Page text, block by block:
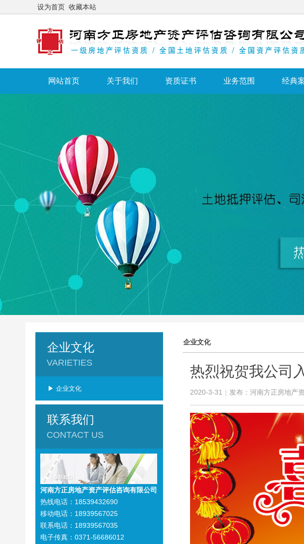
设为首页 收藏本站
网站首页 关于我们 资质证书 业务范围 经典
企业文化
热烈祝贺我公司
2020-3-31 | 发布： 河南方正房地产
企业文化
VARIETIES
▶ 企业文化
联系我们
CONTACT US
河南方正房地产资产评估咨询有限公司
热线电话：18539432690
移动电话：18939567025
联系电话：18939567035
电子传真：0371-56686012